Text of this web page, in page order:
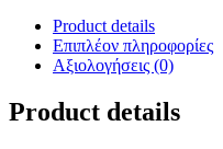
Product details
Επιπλέον πληροφορίες
Αξιολογήσεις (0)
Product details